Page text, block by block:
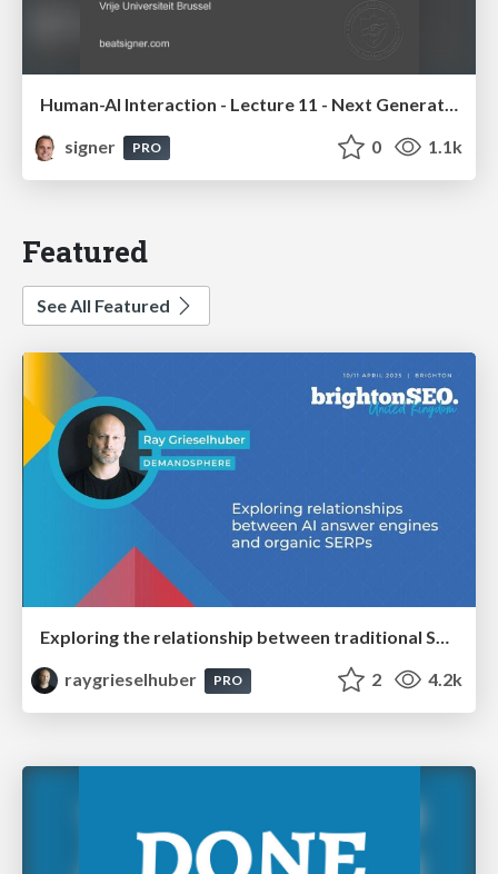
Human-AI Interaction - Lecture 11 - Next Generation User Interfaces (4018166FNR)
signer
PRO 0 1.1k
Featured
See All Featured
Exploring the relationship between traditional SERPs and Gen AI search
raygrieselhuber
PRO 2 4.2k